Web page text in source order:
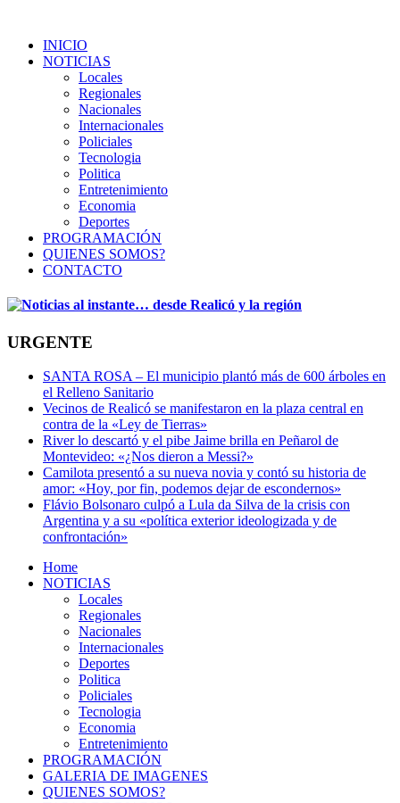
INICIO
NOTICIAS
Locales
Regionales
Nacionales
Internacionales
Policiales
Tecnologia
Politica
Entretenimiento
Economia
Deportes
PROGRAMACIÓN
QUIENES SOMOS?
CONTACTO
URGENTE
SANTA ROSA – El municipio plantó más de 600 árboles en
el Relleno Sanitario
Vecinos de Realicó se manifestaron en la plaza central en
contra de la «Ley de Tierras»
River lo descartó y el pibe Jaime brilla en Peñarol de
Montevideo: «¿Nos dieron a Messi?»
Camilota presentó a su nueva novia y contó su historia de
amor: «Hoy, por fin, podemos dejar de escondernos»
Flávio Bolsonaro culpó a Lula da Silva de la crisis con
Argentina y a su «política exterior ideologizada y de
confrontación»
Home
NOTICIAS
Locales
Regionales
Nacionales
Internacionales
Deportes
Politica
Policiales
Tecnologia
Economia
Entretenimiento
PROGRAMACIÓN
GALERIA DE IMAGENES
QUIENES SOMOS?